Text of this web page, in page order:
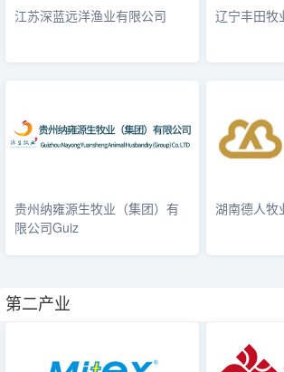
江苏深蓝远洋渔业有限公司 辽宁丰田牧
贵州纳雍源生牧业（集团）有
限公司Guiz
湖南德人牧
第二产业